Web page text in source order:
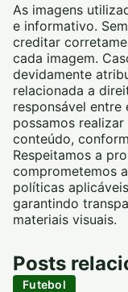
As imagens
e informativo.
creditar
cada imagem.
devidamente
relacionada a
responsável
possamos
conteúdo,
Respeitamos a
comprometemos
políticas
garantindo
materiais visuais.
Posts
Futebol